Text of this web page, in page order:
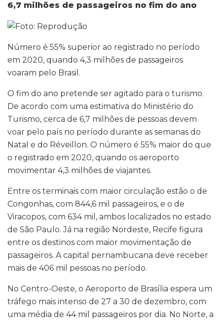
6,7 milhões de passageiros no fim do ano
Número é 55% superior ao registrado no período
em 2020, quando 4,3 milhões de passageiros
voaram pelo Brasil.
O fim do ano pretende ser agitado para o turismo.
De acordo com uma estimativa do Ministério do
Turismo, cerca de 6,7 milhões de pessoas devem
voar pelo país no período durante as semanas do
Natal e do Réveillon. O número é 55% maior do que
o registrado em 2020, quando os aeroporto
movimentar 4,3 milhões de viajantes.
Entre os terminais com maior circulação estão o de
Congonhas, com 844,6 mil passageiros, e o de
Viracopos, com 634 mil, ambos localizados no estado
de São Paulo. Já na região Nordeste, Recife figura
entre os destinos com maior movimentação de
passageiros. A capital pernambucana deve receber
mais de 406 mil pessoas no período.
No Centro-Oeste, o Aeroporto de Brasília espera um
tráfego mais intenso de 27 a 30 de dezembro, com
uma média de 44 mil passageiros por dia. No Norte, a